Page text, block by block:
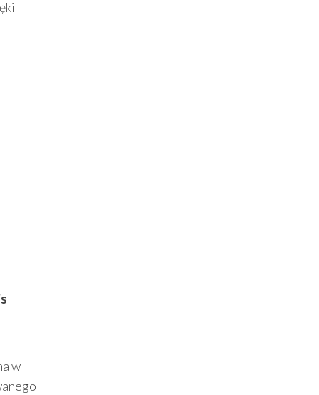
w